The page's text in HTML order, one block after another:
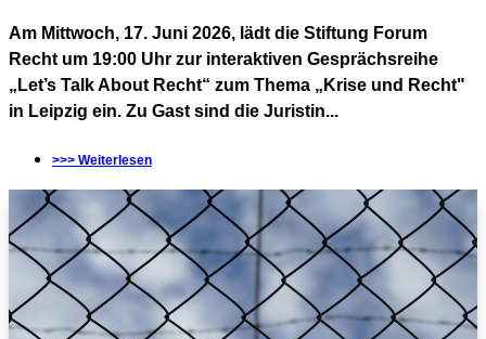
Am Mittwoch, 17. Juni 2026, lädt die Stiftung Forum
Recht um 19:00 Uhr zur interaktiven Gesprächsreihe
„Let’s Talk About Recht“ zum Thema „Krise und Recht"
in Leipzig ein. Zu Gast sind die Juristin...
>>> Weiterlesen